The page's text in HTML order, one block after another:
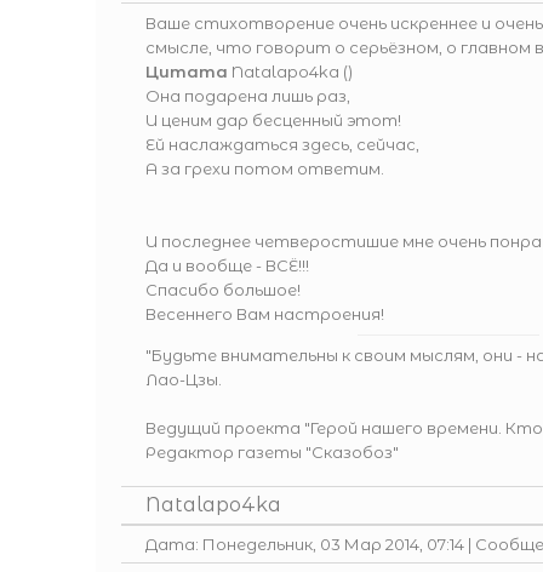
Ваше стихотворение очень искреннее и
смысле, что говорит о серьёзном, о главном
Цитата Natalapo4ka ()
Она подарена лишь раз,
И ценим дар бесценный этот!
Ей наслаждаться здесь, сейчас,
А за грехи потом ответим.
И последнее четверостишие мне очень
Да и вообще - ВСЁ!!!
Спасибо большое!
Весеннего Вам настроения!
"Будьте внимательны к своим мыслям, они -
Лао-Цзы.
Ведущий проекта "Герой нашего времени.
Редактор газеты "Сказобоз"
Natalapo4ka
Дата: Понедельник, 03 Мар 2014, 07:14 |